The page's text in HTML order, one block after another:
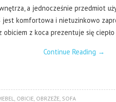
a jednocześnie przedmiot
jest komfortowa i nietuzinkowo
obiciem z koca prezentuje się
Continue Reading →
OBICIE, OBRZEŻE, SOFA